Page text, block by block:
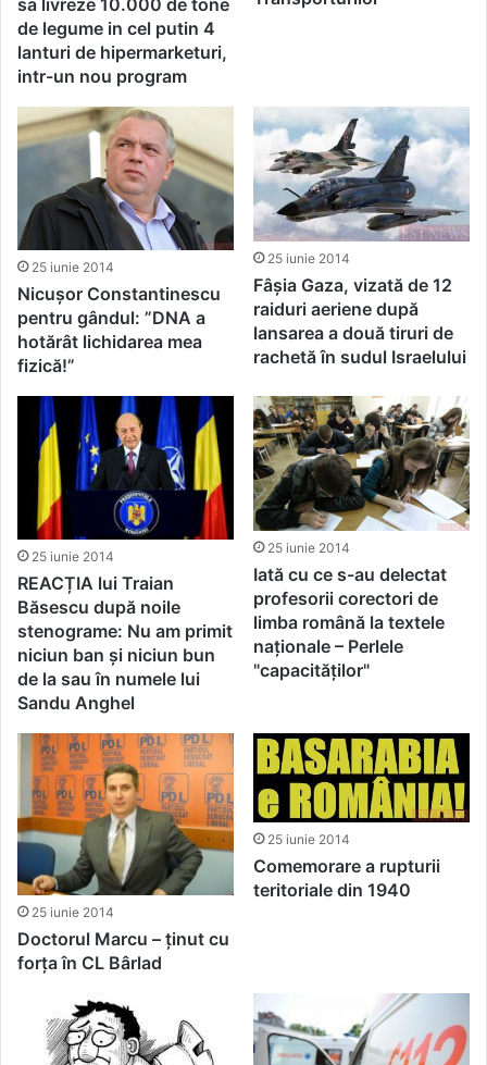
de legume in cel putin 4
lanturi de hipermarketuri,
intr-un nou program
25 iunie 2014
Nicușor Constantinescu
pentru gândul: ”DNA a
hotărât lichidarea mea
fizică!”
25 iunie 2014
Fâșia Gaza, vizată de 12
raiduri aeriene după
lansarea a două tiruri de
rachetă în sudul Israelului
25 iunie 2014
REACȚIA lui Traian
Băsescu după noile
stenograme: Nu am primit
niciun ban și niciun bun
de la sau în numele lui
Sandu Anghel
25 iunie 2014
Iată cu ce s-au delectat
profesorii corectori de
limba română la textele
naționale – Perlele
"capacităților"
25 iunie 2014
Doctorul Marcu – ținut cu
forța în CL Bârlad
25 iunie 2014
Comemorare a rupturii
teritoriale din 1940